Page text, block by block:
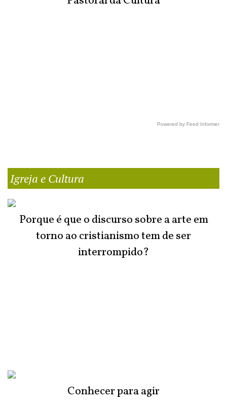
Powered by Feed Informer
Igreja e Cultura
Porque é que o discurso sobre a arte em
torno ao cristianismo tem de ser
interrompido?
Conhecer para agir